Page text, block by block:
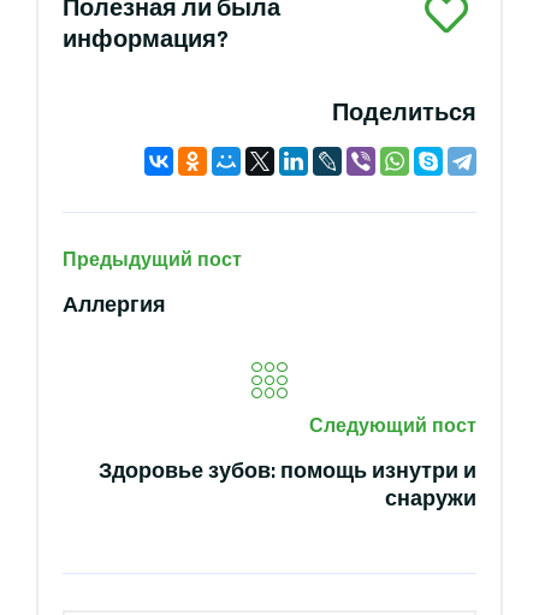
Полезная ли была
информация?
Поделиться
Предыдущий пост
Аллергия
Следующий пост
Здоровье зубов: помощь изнутри и
снаружи